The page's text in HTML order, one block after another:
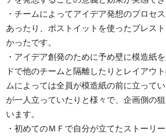
・チームによってアイデア発想のプロセ
あったり、ポストイットを使ったブレス
かったです。
・アイデア創発のために予め壁に模造紙
ドで他のチームと隔離したりとレイアウ
ムによっては全員が模造紙の前に立って
が一人立っていたりと様々で、企画側の
います。
・初めてのＭＦで自分が立てたストーリ